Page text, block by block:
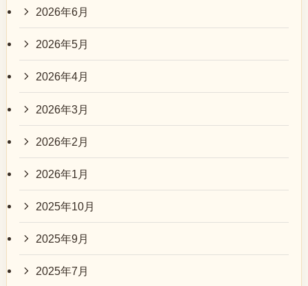
2026年6月
2026年5月
2026年4月
2026年3月
2026年2月
2026年1月
2025年10月
2025年9月
2025年7月